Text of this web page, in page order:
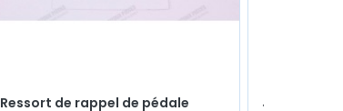
Ressort de rappel de pédale
Joint haut